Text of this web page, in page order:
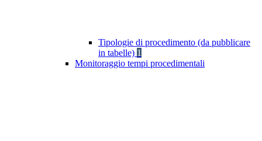
Tipologie di procedimento (da pubblicare
in tabelle) 1
Monitoraggio tempi procedimentali